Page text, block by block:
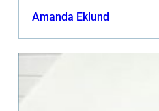
Amanda Eklund